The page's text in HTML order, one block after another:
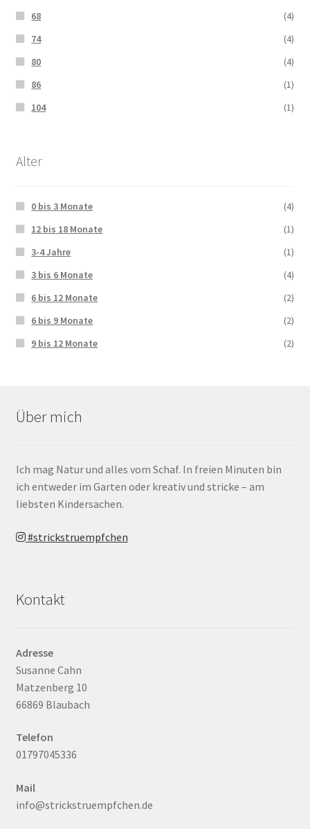
68
(4)
74
(4)
80
(4)
86
(1)
104
(1)
Alter
0 bis 3 Monate
(4)
12 bis 18 Monate
(1)
3-4 Jahre
(1)
3 bis 6 Monate
(4)
6 bis 12 Monate
(2)
6 bis 9 Monate
(2)
9 bis 12 Monate
(2)
Über mich
Ich mag Natur und alles vom Schaf. In freien Minuten bin
ich entweder im Garten oder kreativ und stricke – am
liebsten Kindersachen.
#strickstruempfchen
Kontakt
Adresse
Susanne Cahn
Matzenberg 10
66869 Blaubach
Telefon
01797045336
Mail
info@strickstruempfchen.de